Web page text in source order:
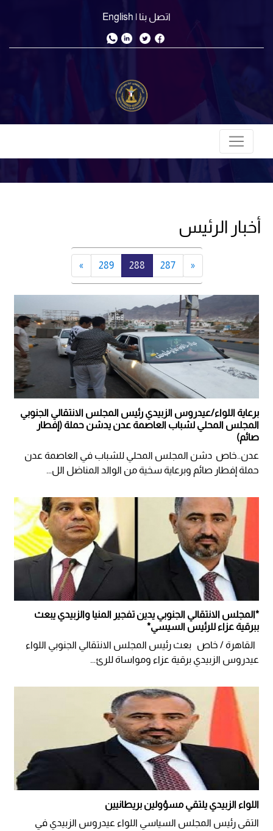
اتصل بنا | English
أخبار الرئيس
«
287
288
289
»
برعاية اللواء/عيدروس الزبيدي رئيس المجلس الانتقالي الجنوبي
المجلس المحلي لشباب العاصمة عدن يدشن حملة (إفطار
صائم)
عدن..خاص دشن المجلس المحلي للشباب في العاصمة عدن
حملة إفطار صائم وبرعاية سخية من الوالد المناضل الل...
*المجلس الانتقالي الجنوبي يدين تفجير المنيا والزبيدي يبعث
ببرقية عزاء للرئيس السيسي*
القاهرة / خاص بعث رئيس المجلس الانتقالي الجنوبي اللواء
عيدروس الزبيدي برقية عزاء ومواساة للرئ...
اللواء الزبيدي يلتقي مسؤولين بريطانيين
التقى رئيس المجلس السياسي اللواء عيدروس الزبيدي في